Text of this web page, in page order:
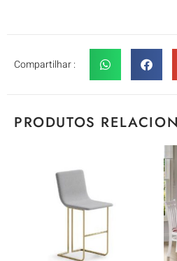
Compartilhar :
PRODUTOS